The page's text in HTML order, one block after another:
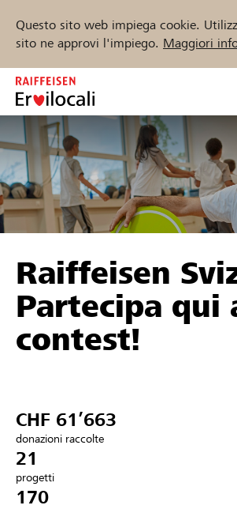
Questo sito web impiega cookie.
sito ne approvi l'impiego. Maggiori
Zum
Inhalt
springen
Sostenere
Aiuto & supporto
Collegarsi
Registrazione
Trova progetti e organizzazioni
Inizia ora
Raiffeisen
Partecipa qui
contest!
CHF 61’663
donazioni raccolte
21
progetti
170